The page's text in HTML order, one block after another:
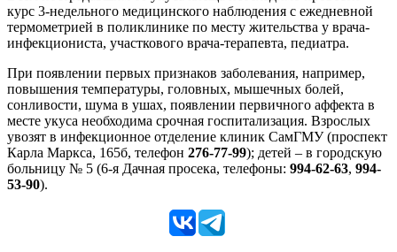
курс 3-недельного медицинского наблюдения с ежедневной
термометрией в поликлинике по месту жительства у врача-
инфекциониста, участкового врача-терапевта, педиатра.
При появлении первых признаков заболевания, например,
повышения температуры, головных, мышечных болей,
сонливости, шума в ушах, появлении первичного аффекта в
месте укуса необходима срочная госпитализация. Взрослых
увозят в инфекционное отделение клиник СамГМУ (проспект
Карла Маркса, 165б, телефон 276-77-99); детей – в городскую
больницу № 5 (6-я Дачная просека, телефоны: 994-62-63, 994-
53-90).